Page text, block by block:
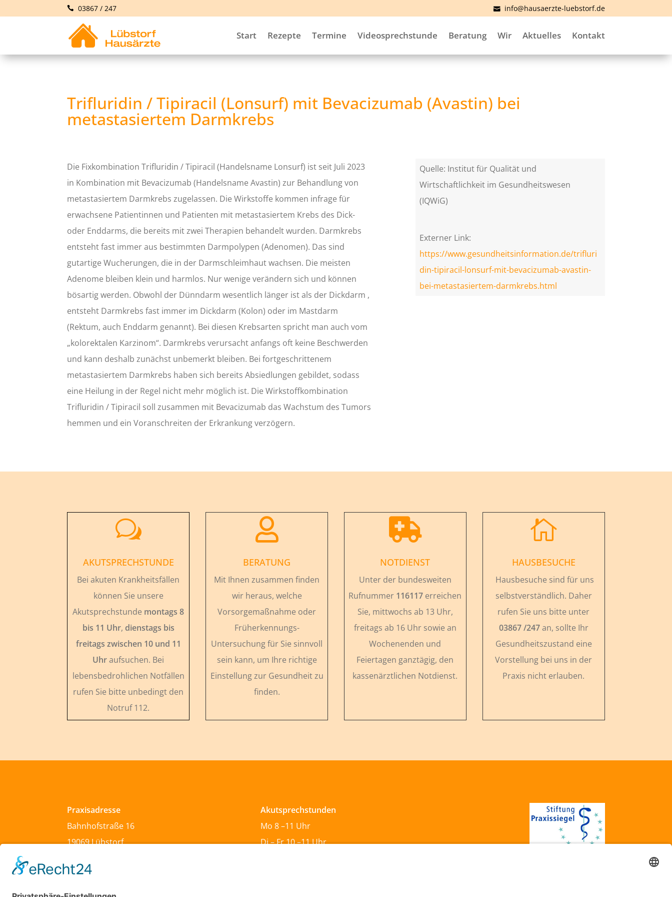
03867 / 247 info@hausaerzte-luebstorf.de
Start Rezepte Termine Videosprechstunde Beratung Wir Aktuelles Kontakt
Trifluridin / Tipiracil (Lonsurf) mit Bevacizumab (Avastin) bei
metastasiertem Darmkrebs
Die Fixkombination Trifluridin / Tipiracil (Handelsname Lonsurf) ist seit Juli 2023
in Kombination mit Bevacizumab (Handelsname Avastin) zur Behandlung von
metastasiertem Darmkrebs zugelassen. Die Wirkstoffe kommen infrage für
erwachsene Patientinnen und Patienten mit metastasiertem Krebs des Dick-
oder Enddarms, die bereits mit zwei Therapien behandelt wurden. Darmkrebs
entsteht fast immer aus bestimmten Darmpolypen (Adenomen). Das sind
gutartige Wucherungen, die in der Darmschleimhaut wachsen. Die meisten
Adenome bleiben klein und harmlos. Nur wenige verändern sich und können
bösartig werden. Obwohl der Dünndarm wesentlich länger ist als der Dickdarm ,
entsteht Darmkrebs fast immer im Dickdarm (Kolon) oder im Mastdarm
(Rektum, auch Enddarm genannt). Bei diesen Krebsarten spricht man auch vom
„kolorektalen Karzinom“. Darmkrebs verursacht anfangs oft keine Beschwerden
und kann deshalb zunächst unbemerkt bleiben. Bei fortgeschrittenem
metastasiertem Darmkrebs haben sich bereits Absiedlungen gebildet, sodass
eine Heilung in der Regel nicht mehr möglich ist. Die Wirkstoffkombination
Trifluridin / Tipiracil soll zusammen mit Bevacizumab das Wachstum des Tumors
hemmen und ein Voranschreiten der Erkrankung verzögern.
Quelle: Institut für Qualität und
Wirtschaftlichkeit im Gesundheitswesen
(IQWiG)
Externer Link:
https://www.gesundheitsinformation.de/trifluri
din-tipiracil-lonsurf-mit-bevacizumab-avastin-
bei-metastasiertem-darmkrebs.html
w
AKUTSPRECHSTUNDE
Bei akuten Krankheitsfällen
können Sie unsere
Akutsprechstunde montags 8
bis 11 Uhr, dienstags bis
freitags zwischen 10 und 11
Uhraufsuchen. Bei
lebensbedrohlichen Notfällen
rufen Sie bitte unbedingt den
Notruf 112.

BERATUNG
Mit Ihnen zusammen finden
wir heraus, welche
Vorsorgemaßnahme oder
Früherkennungs-
Untersuchung für Sie sinnvoll
sein kann, um Ihre richtige
Einstellung zur Gesundheit zu
finden.

NOTDIENST
Unter der bundesweiten
Rufnummer 116117 erreichen
Sie, mittwochs ab 13 Uhr,
freitags ab 16 Uhr sowie an
Wochenenden und
Feiertagen ganztägig, den
kassenärztlichen Notdienst.

HAUSBESUCHE
Hausbesuche sind für uns
selbstverständlich. Daher
rufen Sie uns bitte unter
03867 /247an, sollte Ihr
Gesundheitszustand eine
Vorstellung bei uns in der
Praxis nicht erlauben.
Praxisadresse
Bahnhofstraße 16
19069 Lübstorf
Fax: 03867 / 612480
Akutsprechstunden
Mo 8 –11 Uhr
Di – Fr 10 –11 Uhr